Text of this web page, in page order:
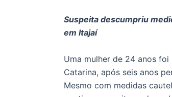
Suspeita descumpriu
em Itajaí
Uma mulher de 24 anos
Catarina, após seis anos
Mesmo com medidas